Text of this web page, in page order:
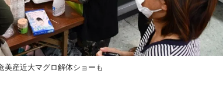
産近大マグロ解体ショーも